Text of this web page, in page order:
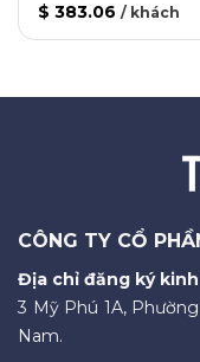
$ 383.06 / khách
CÔNG TY CỔ
Địa chỉ đăng ký
3 Mỹ Phú 1A,
Nam.